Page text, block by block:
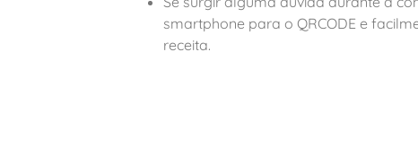
smartphone para o QRCODE e
receita.